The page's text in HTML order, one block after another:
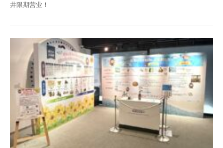
井限期营业！